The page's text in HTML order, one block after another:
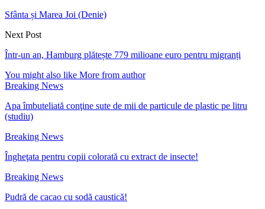
Sfânta și Marea Joi (Denie)
Next Post
Într-un an, Hamburg plătește 779 milioane euro pentru migranți
You might also like More from author
Breaking News
Apa îmbuteliată conţine sute de mii de particule de plastic pe litru
(studiu)
Breaking News
Îngheţata pentru copii colorată cu extract de insecte!
Breaking News
Pudră de cacao cu sodă caustică!